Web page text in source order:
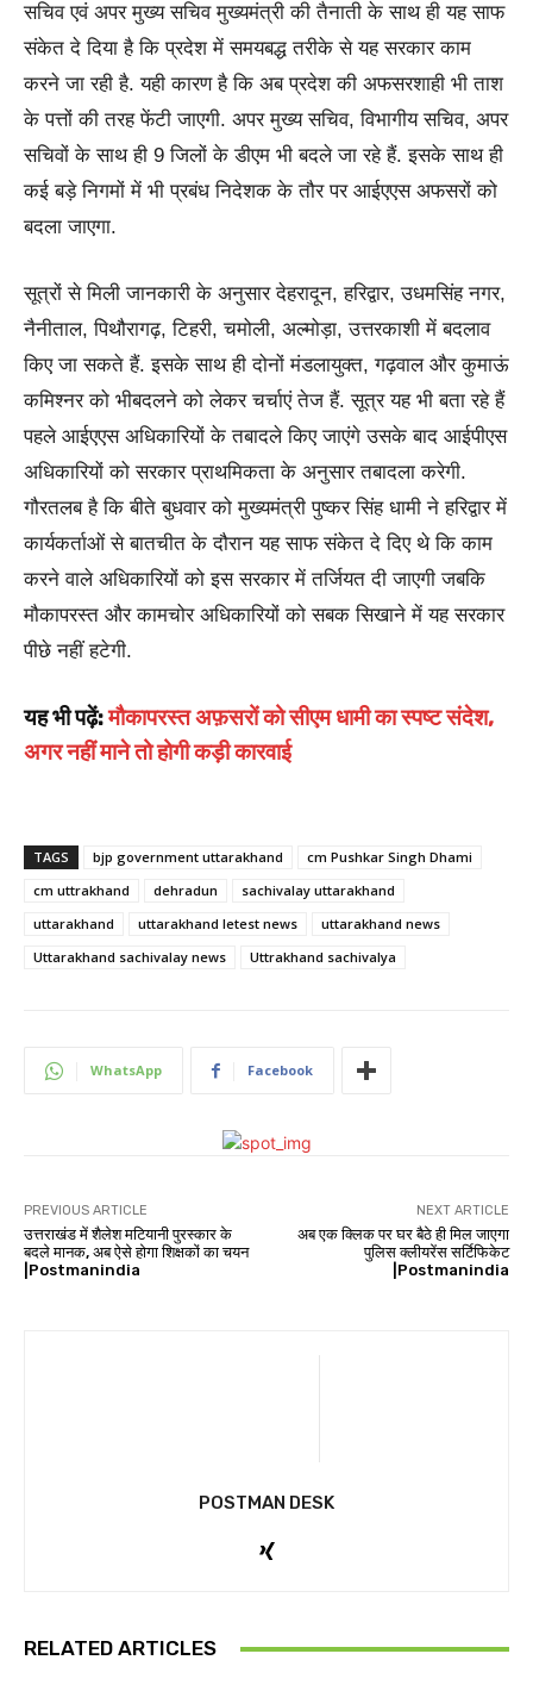
सचिव एवं अपर मुख्य सचिव मुख्यमंत्री की तैनाती के साथ ही यह साफ
संकेत दे दिया है कि प्रदेश में समयबद्ध तरीके से यह सरकार काम
करने जा रही है. यही कारण है कि अब प्रदेश की अफसरशाही भी ताश
के पत्तों की तरह फेंटी जाएगी. अपर मुख्य सचिव, विभागीय सचिव, अपर
सचिवों के साथ ही 9 जिलों के डीएम भी बदले जा रहे हैं. इसके साथ ही
कई बड़े निगमों में भी प्रबंध निदेशक के तौर पर आईएएस अफसरों को
बदला जाएगा.
सूत्रों से मिली जानकारी के अनुसार देहरादून, हरिद्वार, उधमसिंह नगर,
नैनीताल, पिथौरागढ़, टिहरी, चमोली, अल्मोड़ा, उत्तरकाशी में बदलाव
किए जा सकते हैं. इसके साथ ही दोनों मंडलायुक्त, गढ़वाल और कुमाऊं
कमिश्नर को भीबदलने को लेकर चर्चाएं तेज हैं. सूत्र यह भी बता रहे हैं
पहले आईएएस अधिकारियों के तबादले किए जाएंगे उसके बाद आईपीएस
अधिकारियों को सरकार प्राथमिकता के अनुसार तबादला करेगी.
गौरतलब है कि बीते बुधवार को मुख्यमंत्री पुष्कर सिंह धामी ने हरिद्वार में
कार्यकर्ताओं से बातचीत के दौरान यह साफ संकेत दे दिए थे कि काम
करने वाले अधिकारियों को इस सरकार में तर्जियत दी जाएगी जबकि
मौकापरस्त और कामचोर अधिकारियों को सबक सिखाने में यह सरकार
पीछे नहीं हटेगी.
यह भी पढ़ें:मौकापरस्त अफ़सरों को सीएम धामी का स्पष्ट संदेश,
अगर नहीं माने तो होगी कड़ी कारवाई
TAGS bjp government uttarakhand
cm Pushkar Singh Dhami
cm uttrakhand
dehradun
sachivalay uttarakhand
uttarakhand
uttarakhand letest news
uttarakhand news
Uttarakhand sachivalay news
Uttrakhand sachivalya
WhatsApp Facebook
PREVIOUS ARTICLE
उत्तराखंड में शैलेश मटियानी पुरस्कार के
बदले मानक, अब ऐसे होगा शिक्षकों का चयन
|Postmanindia
NEXT ARTICLE
अब एक क्लिक पर घर बैठे ही मिल जाएगा
पुलिस क्लीयरेंस सर्टिफिकेट
|Postmanindia
POSTMAN DESK
RELATED ARTICLES